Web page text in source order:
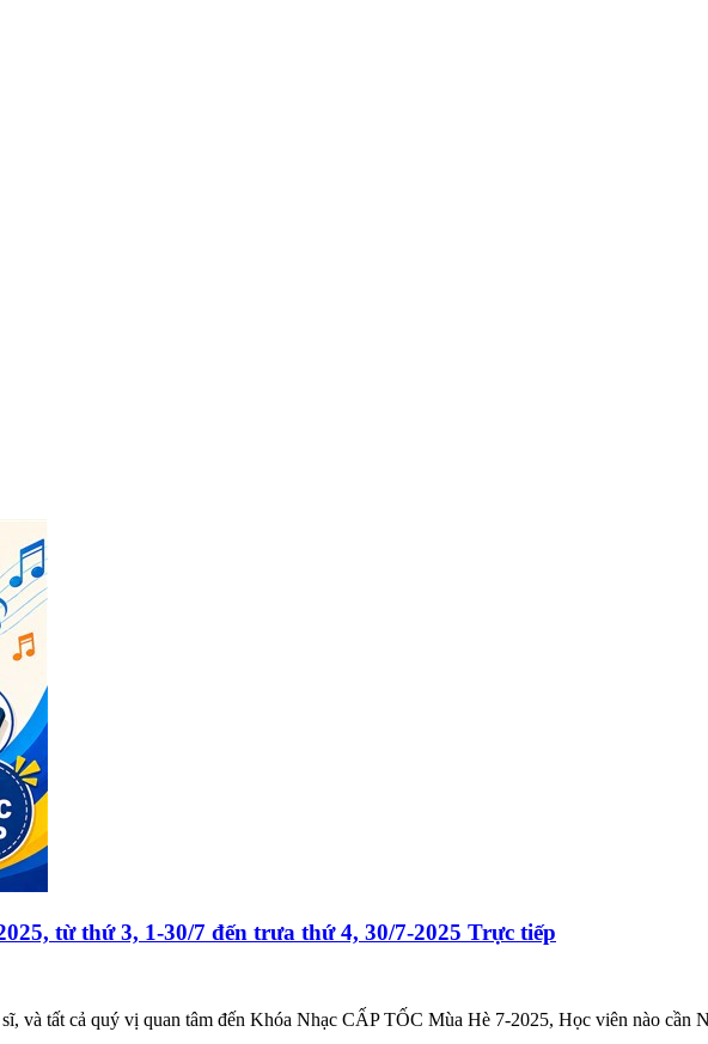
từ thứ 3, 1-30/7 đến trưa thứ 4, 30/7-2025 Trực tiếp
và tất cả quý vị quan tâm đến Khóa Nhạc CẤP TỐC Mùa Hè 7-2025, Học viên nào cần